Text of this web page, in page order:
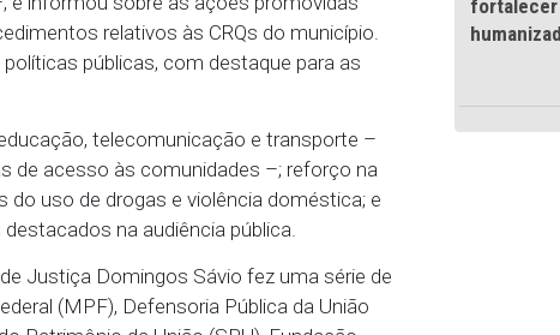
Justiça Domingos Sávio agradeceu a presença de
do encontro, destacando se tratar da segunda
Tigre –, e informou sobre as ações promovidas
os procedimentos relativos às CRQs do município.
das políticas públicas, com destaque para as
saúde, educação, telecomunicação e transporte –